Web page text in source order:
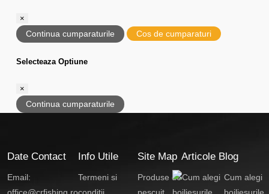
×
Continua cumparaturile Cos de cumparaturi
Selecteaza Optiune
×
Continua cumparaturile
Date Contact
Email:
office@crfishing.ro
Info Utile
Termeni si
conditii
Site Map
Produse de
pescuit
Articole Blog
Cum alegi
boiliesurile